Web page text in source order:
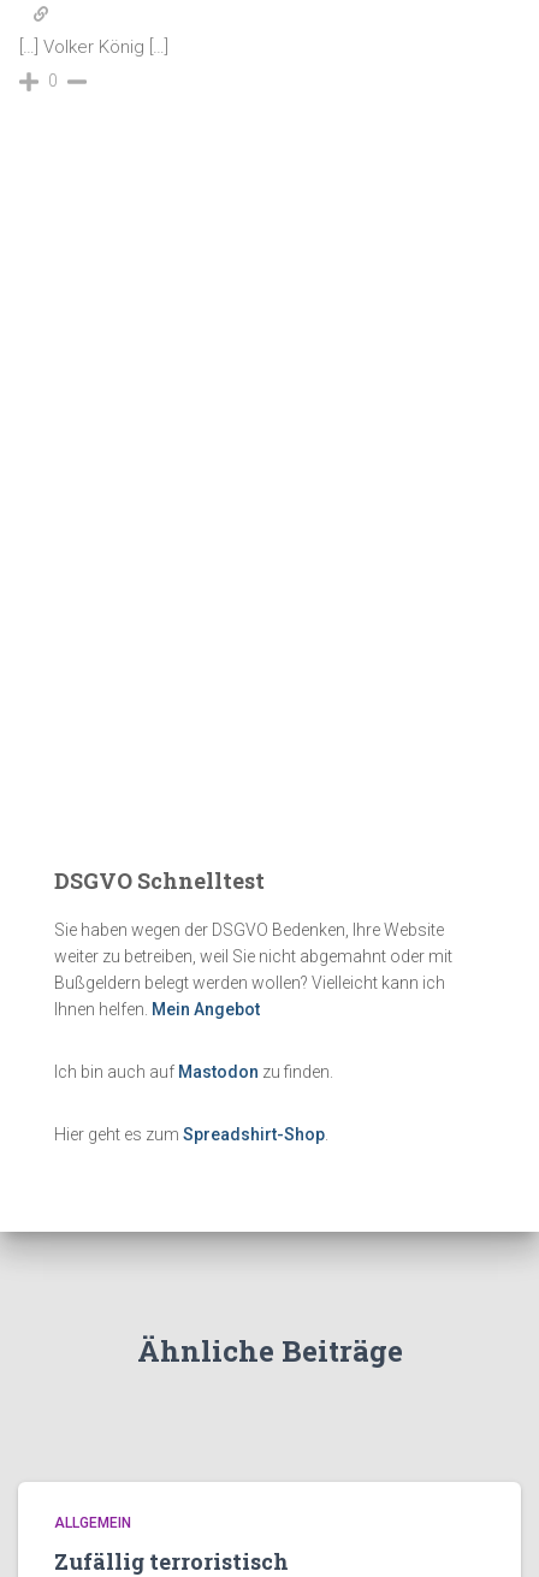
[…] Volker König […]
0
DSGVO Schnelltest
Sie haben wegen der DSGVO Bedenken, Ihre Website
weiter zu betreiben, weil Sie nicht abgemahnt oder mit
Bußgeldern belegt werden wollen? Vielleicht kann ich
Ihnen helfen. Mein Angebot
Ich bin auch auf Mastodon zu finden.
Hier geht es zum Spreadshirt-Shop
Ähnliche Beiträge
ALLGEMEIN
Zufällig terroristisch